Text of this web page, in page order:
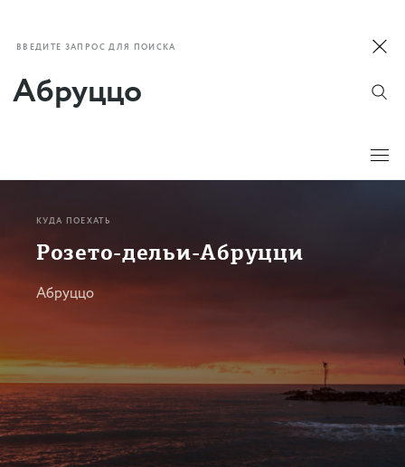
ВВЕДИТЕ ЗАПРОС ДЛЯ ПОИСКА
КУДА ПОЕХАТЬ
Розето-дельи-Абруцци
Абруццо